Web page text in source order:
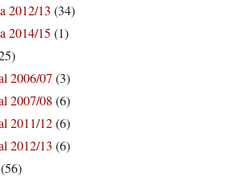
2012/13 (34)
2014/15 (1)
2006/07 (3)
2007/08 (6)
2011/12(6)
2012/13 (6)
(56)